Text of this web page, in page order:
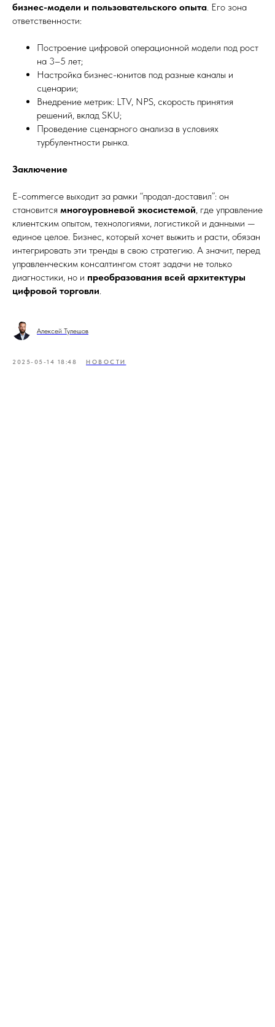
бизнес-модели и пользовательского опыта . Его зона
ответственности:
Построение цифровой операционной модели под рост
на 3–5 лет;
Настройка бизнес-юнитов под разные каналы и
сценарии;
Внедрение метрик: LTV, NPS, скорость принятия
решений, вклад SKU;
Проведение сценарного анализа в условиях
турбулентности рынка.
Заключение
E-commerce выходит за рамки “продал-доставил”: он
становится многоуровневой экосистемой , где управление
клиентским опытом, технологиями, логистикой и данными —
единое целое. Бизнес, который хочет выжить и расти, обязан
интегрировать эти тренды в свою стратегию. А значит, перед
управленческим консалтингом стоят задачи не только
диагностики, но и преобразования всей архитектуры
цифровой торговли
Алексей Тулешов
2025-05-14 18:48 НОВОСТИ